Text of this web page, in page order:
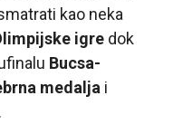
kao neka
igre dok
Bucsa-
medalja i
.